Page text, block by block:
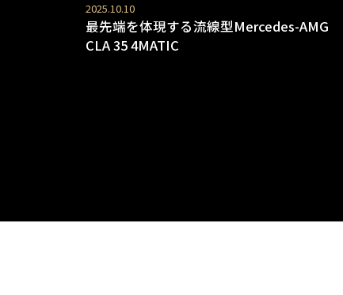
2025.10.10
最先端を体現する流線型Mercedes-AMG
CLA 35 4MATIC